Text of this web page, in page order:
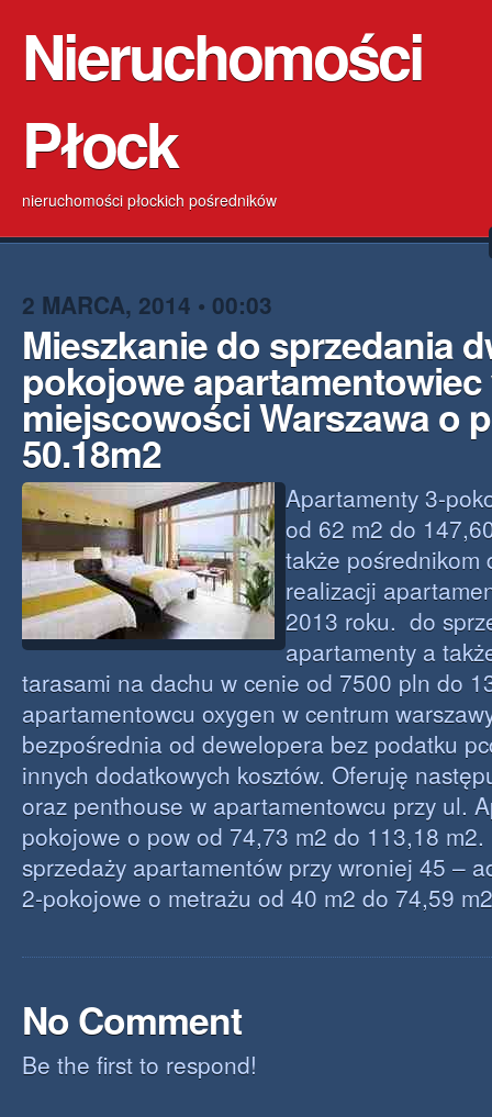
Nieruchomości
Płock
nieruchomości płockich pośredników
2 MARCA, 2014 • 00:03
Mieszkanie do sprzedania
pokojowe apartamentowiec
miejscowości Warszawa o
50.18m2
Apartamenty 3-
od 62 m2 do
także pośrednikom
realizacji
2013 roku. do
apartamenty a
tarasami na dachu w cenie od 7500 pln do
apartamentowcu oxygen w centrum
bezpośrednia od dewelopera bez podatku
innych dodatkowych kosztów. Oferuję
oraz penthouse w apartamentowcu przy ul.
pokojowe o pow od 74,73 m2 do 113,18
sprzedaży apartamentów przy wroniej 45 –
2-pokojowe o metrażu od 40 m2 do 74,59
No Comment
Be the first to respond!